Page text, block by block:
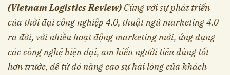
(Vietnam Logistics Review) Cùng với sự phát triển
của thời đại công nghiệp 4.0, thuật ngữ marketing 4.0
ra đời, với nhiều hoạt động marketing mới, ứng dụng
các công nghệ hiện đại, am hiểu người tiêu dùng tốt
hơn trước, để từ đó nâng cao sự hài lòng của khách